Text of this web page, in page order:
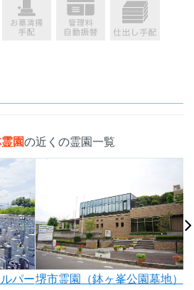
園の近くの霊園一覧
パー堺市霊園（鉢ヶ峯公園墓地）